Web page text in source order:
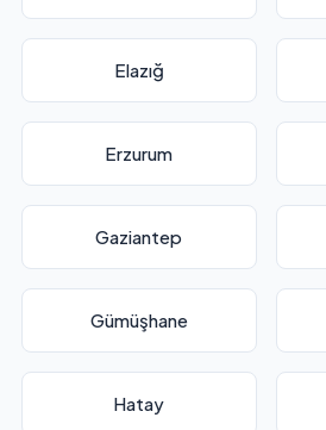
Elazığ
Erzurum
Gaziantep
Gümüşhane
Hatay